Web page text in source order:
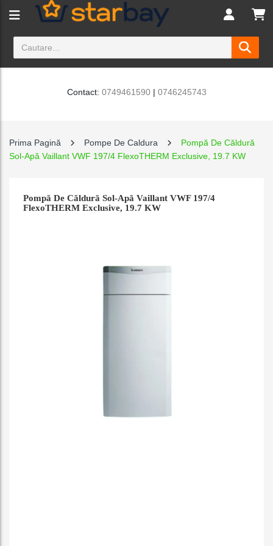
Contact: 0749461590| 0746245743
Prima Pagină Pompe De Caldura
Pompă De Căldură
Sol-Apă Vaillant VWF 197/4 FlexoTHERM Exclusive, 19.7 KW
Pompă De Căldură Sol-Apă Vaillant VWF 197/4
FlexoTHERM Exclusive, 19.7 KW